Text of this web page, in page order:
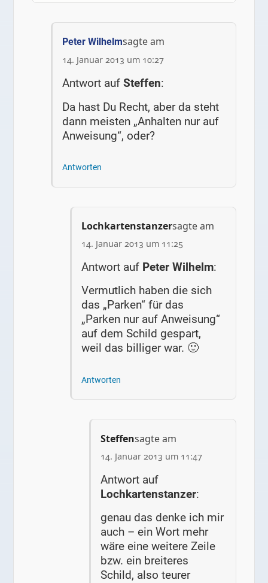
Peter Wilhelmsagte am
14. Januar 2013 um 10:27
Antwort aufSteffen:
Da hast Du Recht, aber da steht
dann meisten „Anhalten nur auf
Anweisung“, oder?
Antworten
Lochkartenstanzersagte am
14. Januar 2013 um 11:25
Antwort auf Peter Wilhelm:
Vermutlich haben die sich
das „Parken“ für das
„Parken nur auf Anweisung“
auf dem Schild gespart,
weil das billiger war. 🙂
Antworten
Steffensagte am
14. Januar 2013 um 11:47
Antwort auf
Lochkartenstanzer:
genau das denke ich mir
auch – ein Wort mehr
wäre eine weitere Zeile
bzw. ein breiteres
Schild, also teurer